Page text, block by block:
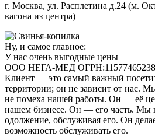
г. Москва, ул. Расплетина д.24 (м.
вагона из центра)
Ну, и самое главное:
У нас очень выгодные цены
ООО НЕГА-МЕД
Клиент — это самый важный
территории; он не зависит от нас.
не помеха нашей работы. Он — её
нашем бизнесе. Он — его часть. Мы
одолжение, обслуживая его. Он
возможность обслуживать его.